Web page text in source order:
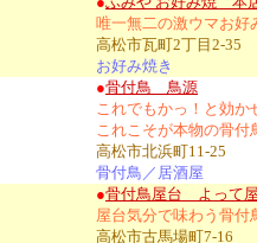
唯一無二の激ウマお好
高松市瓦町2丁目2-35
お好み焼き
●骨付鳥 鳥源
これでもかっ！と効か
これこそが本物の骨付
高松市北浜町11-25
骨付鳥／居酒屋
●骨付鳥屋台 よって屋
屋台気分で味わう骨付
高松市古馬場町7-16